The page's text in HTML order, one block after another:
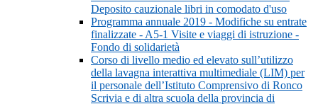
Deposito cauzionale libri in comodato d'uso
Programma annuale 2019 - Modifiche su entrate
finalizzate - A5-1 Visite e viaggi di istruzione -
Fondo di solidarietà
Corso di livello medio ed elevato sull’utilizzo
della lavagna interattiva multimediale (LIM) per
il personale dell’Istituto Comprensivo di Ronco
Scrivia e di altra scuola della provincia di